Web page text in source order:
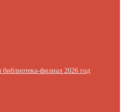
библиотека-филиал 2026 год